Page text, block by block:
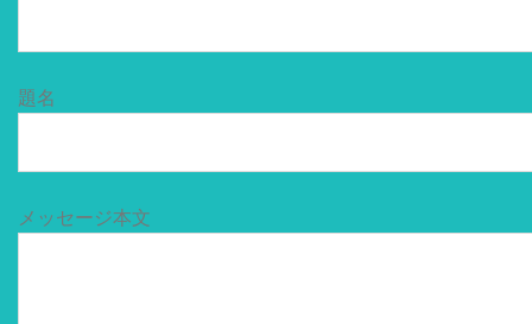
題名
メッセージ本文